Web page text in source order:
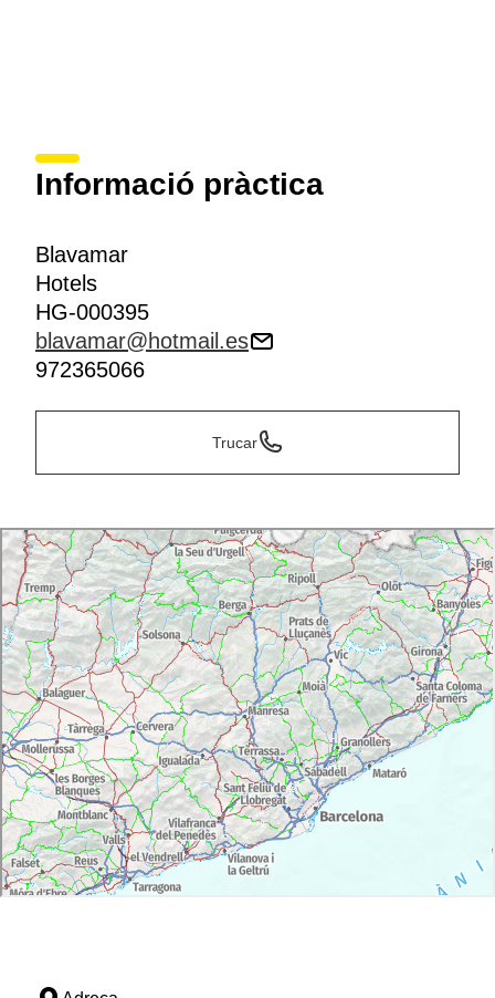
Informació pràctica
Blavamar
Hotels
HG-000395
blavamar@hotmail.es
972365066
Trucar